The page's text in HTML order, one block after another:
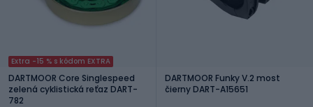
Extra -15 % s kódom EXTRA
DARTMOOR Core Singlespeed
zelená cyklistická reťaz DART-
782
DARTMOOR Funky V.2 most
čierny DART-A15651